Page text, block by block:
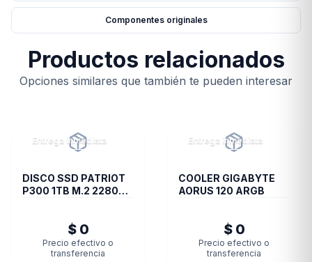
Componentes originales
Productos relacionados
Opciones similares que también te pueden interesar
Entrega inmediata
DISCO SSD PATRIOT
P300 1TB M.2 2280
$ 0
Precio efectivo o
transferencia
Entrega inmediata
COOLER GIGABYTE
AORUS 120 ARGB
$ 0
Precio efectivo o
transferencia